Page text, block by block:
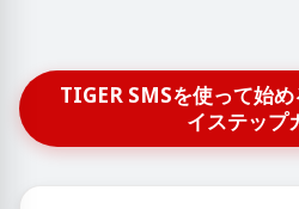
TIGER SMSを使って始
イステップ